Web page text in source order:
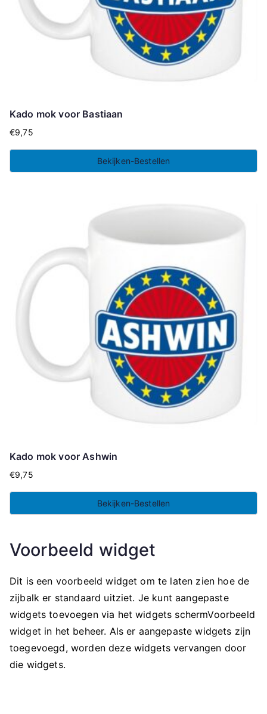
Kado mok voor Bastiaan
€9,75
Bekijken-Bestellen
Kado mok voor Ashwin
€9,75
Bekijken-Bestellen
Voorbeeld widget
Dit is een voorbeeld widget om te laten zien hoe de
zijbalk er standaard uitziet. Je kunt aangepaste
widgets toevoegen via het widgets schermVoorbeeld
widget in het beheer. Als er aangepaste widgets zijn
toegevoegd, worden deze widgets vervangen door
die widgets.